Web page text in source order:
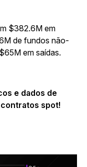
$382.6M em
de fundos não-
em saídas.
e dados de
contratos spot!